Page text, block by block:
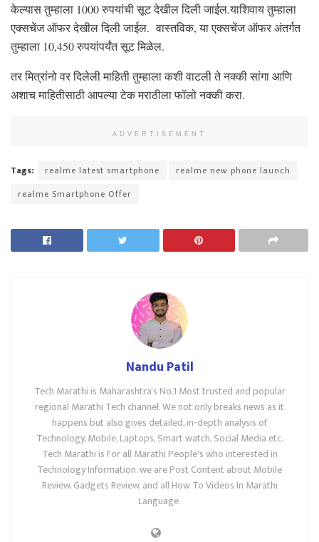
केल्यास तुम्हाला 1000 रुपयांची सूट देखील दिली जाईल.याशिवाय तुम्हाला
एक्सचेंज ऑफर देखील दिली जाईल. वास्तविक, या एक्सचेंज ऑफर अंतर्गत
तुम्हाला 10,450 रुपयांपर्यंत सूट मिळेल.
तर मित्रांनो वर दिलेली माहिती तुम्हाला कशी वाटली ते नक्की सांगा आणि
अशाच माहितीसाठी आपल्या टेक मराठीला फॉलो नक्की करा.
ADVERTISEMENT
Tags: realme latest smartphone
realme new phone launch
realme Smartphone Offer
Nandu Patil
Tech Marathi is Maharashtra's No.1 Most trusted and popular
regional Marathi Tech channel. We not only breaks news as it
happens but also gives detailed, in-depth analysis of
Technology, Mobile, Laptops, Smart watch, Social Media etc.
Tech Marathi is For all Marathi People's who interested in
Technology Information. we are Post Content about Mobile
Review, Gadgets Review, and all How To Videos In Marathi
Language.